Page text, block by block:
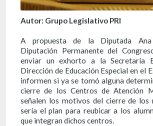
Autor: Grupo Legislativo PRI
A propuesta de la Diputada Ana
Diputación Permanente del
enviar un exhorto a la Secretaría
Dirección de Educación Especial en el
informen si ya se tomó alguna
cierre de los Centros de Atención
señalen los motivos del cierre de los
sería el plan para reubicar a los
que integran dichos centros.